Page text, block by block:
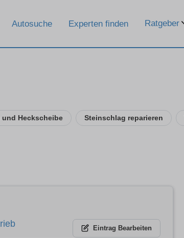
Autosuche Experten finden Ratgeber
Heckscheibe Steinschlag reparieren
Eintrag Bearbeiten